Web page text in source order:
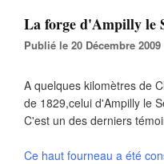
La forge d'Ampilly le
Publié le 20 Décembre 2009
A quelques kilomètres de
de 1829,celui d'Ampilly le
C'est un des derniers
Ce haut fourneau a été